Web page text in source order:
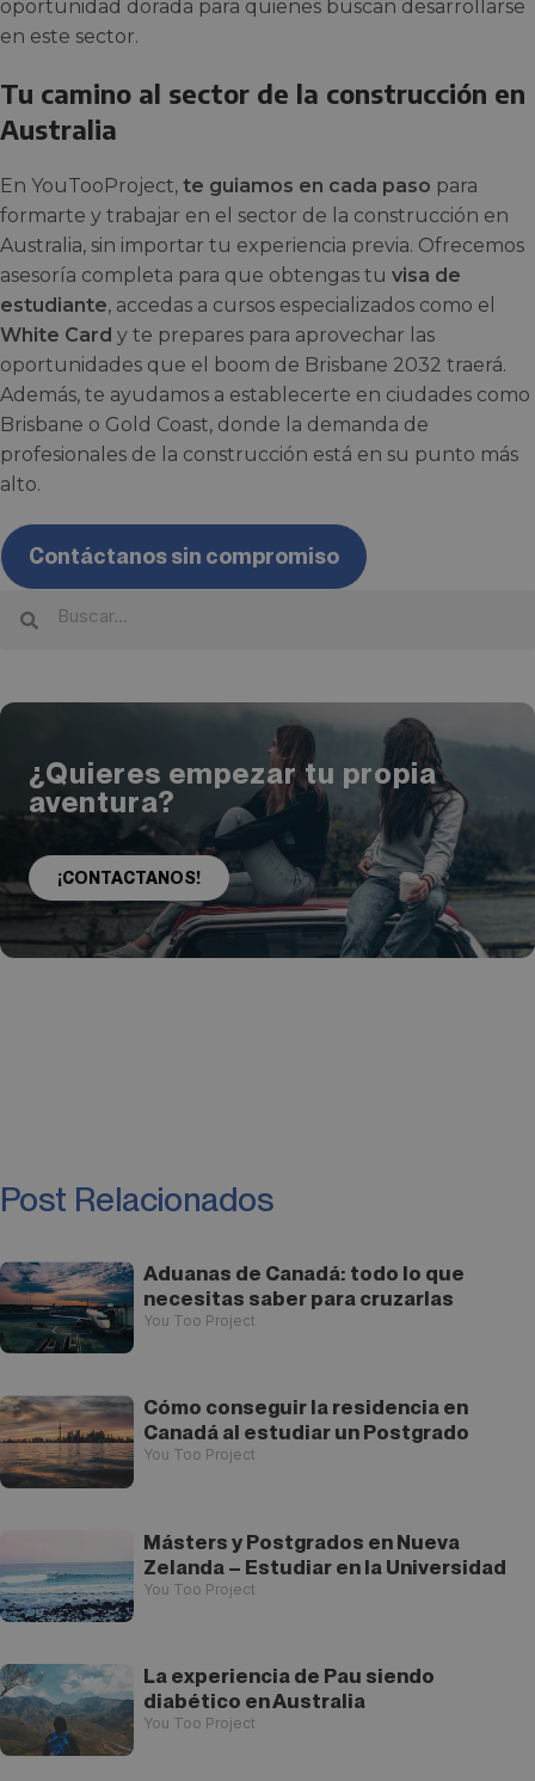
oportunidad dorada para quienes buscan desarrollarse
en este sector.
Tu camino al sector de la construcción en
Australia
En YouTooProject, te guiamos en cada paso para
formarte y trabajar en el sector de la construcción en
Australia, sin importar tu experiencia previa. Ofrecemos
asesoría completa para que obtengas tu visa de
estudiante, accedas a cursos especializados como el
White Card y te prepares para aprovechar las
oportunidades que el boom de Brisbane 2032 traerá.
Además, te ayudamos a establecerte en ciudades como
Brisbane o Gold Coast, donde la demanda de
profesionales de la construcción está en su punto más
alto.
Contáctanos sin compromiso
¿Quieres empezar tu propia
aventura?
¡CONTACTANOS!
Post Relacionados
Aduanas de Canadá: todo lo que
necesitas saber para cruzarlas
You Too Project
Cómo conseguir la residencia en
Canadá al estudiar un Postgrado
You Too Project
Másters y Postgrados en Nueva
Zelanda – Estudiar en la Universidad
You Too Project
La experiencia de Pau siendo
diabético en Australia
You Too Project